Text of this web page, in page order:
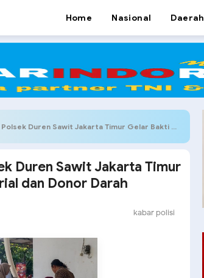
Home Nasional Daerah
Jakarta Timur Gelar Bakti Kesehatan Teritorial dan Donor Darah
Duren Sawit Jakarta Timur
dan Donor Darah
kabar polisi